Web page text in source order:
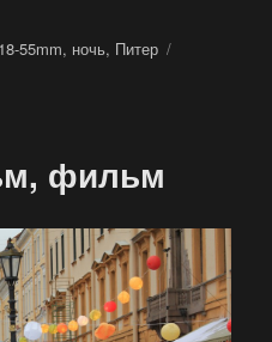
55mm, ночь, Питер
фильм